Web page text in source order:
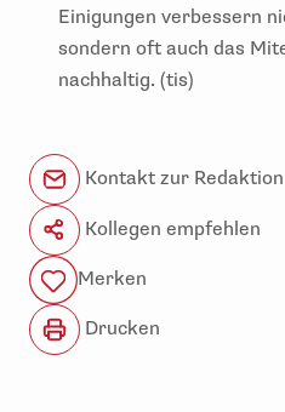
Einigungen verbessern
sondern oft auch das
nachhaltig. (tis)
Kontakt zur Redaktion
Kollegen empfehlen
Merken
Drucken